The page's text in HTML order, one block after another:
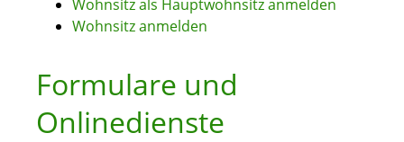
Wohnsitz als Hauptwohnsitz anmelden
Wohnsitz anmelden
Formulare und
Onlinedienste